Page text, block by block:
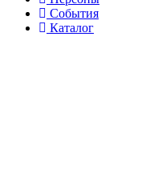
События
Каталог